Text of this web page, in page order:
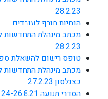
28.2.23
הנחיות חורף לעובדים
28.2.23
טופס רישום להשאלת
כצנלסון 27.2.23